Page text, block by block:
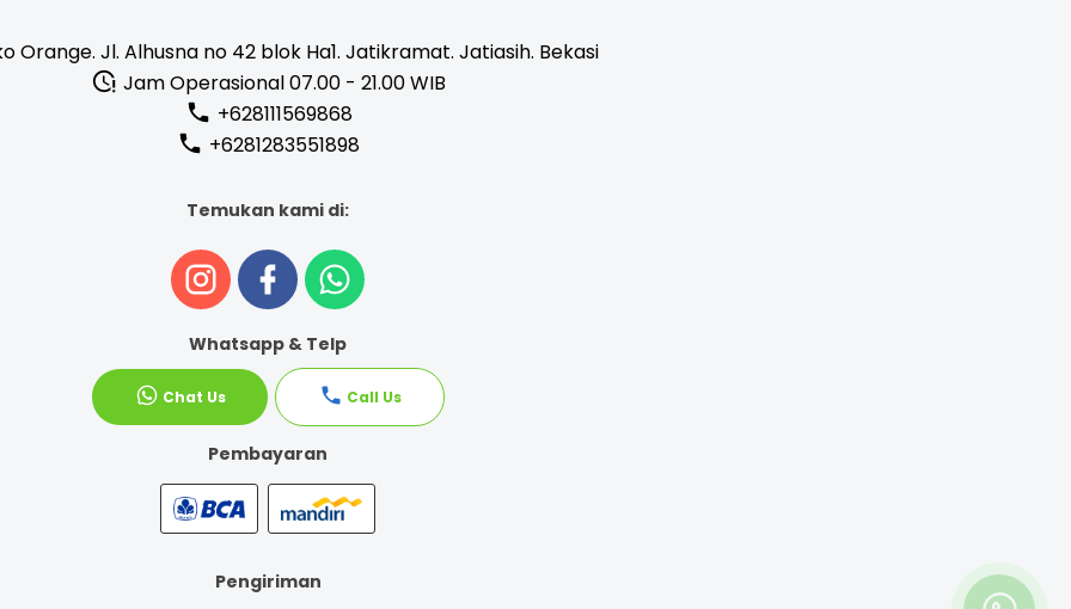
Orange. Jl. Alhusna no 42 blok Ha1. Jatikramat. Jatiasih. Bekasi
Jam Operasional 07.00 - 21.00 WIB
+628111569868
+6281283551898
Temukan kami di:
Whatsapp & Telp
Chat Us Call Us
Pembayaran
Pengiriman